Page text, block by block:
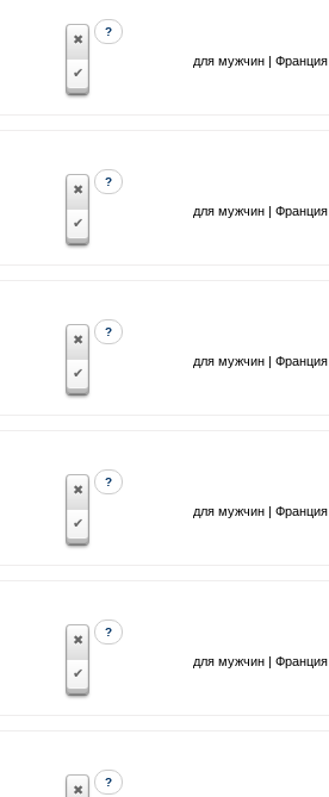
?
для мужчин | Франция
?
для мужчин | Франция
?
для мужчин | Франция
?
для мужчин | Франция
?
для мужчин | Франция
?